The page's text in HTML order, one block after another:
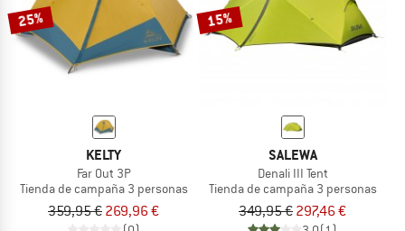
25%
KELTY
Far Out 3P
Tienda de campaña 3 personas
359,95 € 269,96 €
15%
SALEWA
Denali III Tent
Tienda de campaña 3 personas
349,95 € 297,46 €